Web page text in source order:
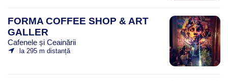
FORMA COFFEE SHOP & ART
GALLER
Cafenele și Ceainării
la 295 m distanță